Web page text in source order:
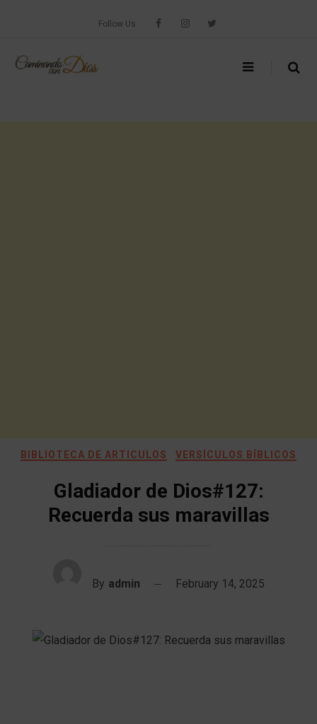
Follow Us
BIBLIOTECA DE ARTICULOS VERSÍCULOS BÍBLICOS
Gladiador de Dios#127:
Recuerda sus maravillas
By admin February 14, 2025